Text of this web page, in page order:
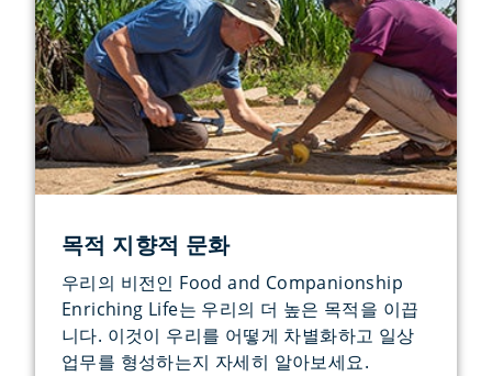
목적 지향적 문화
우리의 비전인 Food and Companionship
Enriching Life는 우리의 더 높은 목적을 이끕
니다. 이것이 우리를 어떻게 차별화하고 일상
업무를 형성하는지 자세히 알아보세요.